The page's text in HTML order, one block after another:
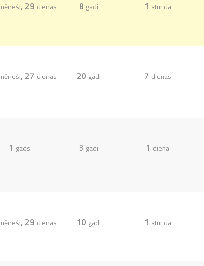
mēneši, 29 dienas 8 gadi 1 stunda
mēneši, 27 dienas 20 gadi 7 dienas
1 gads 3 gadi 1 diena
mēneši, 29 dienas 10 gadi 1 stunda